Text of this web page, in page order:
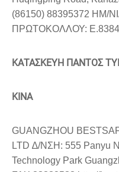
(86150) 88395372 ΗΜ/
ΠΡΩΤΟΚΟΛΛΟΥ: Ε.8384
ΚΑΤΑΣΚΕΥΗ ΠΑΝΤΟΣ
ΚΙΝΑ
GUANGZHOU
LTD ∆/ΝΣΗ: 555 Panyu
Technology Park